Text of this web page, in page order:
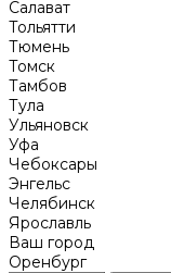
Салават
Тольятти
Тюмень
Томск
Тамбов
Тула
Ульяновск
Уфа
Чебоксары
Энгельс
Челябинск
Ярославль
Ваш город
Оренбург